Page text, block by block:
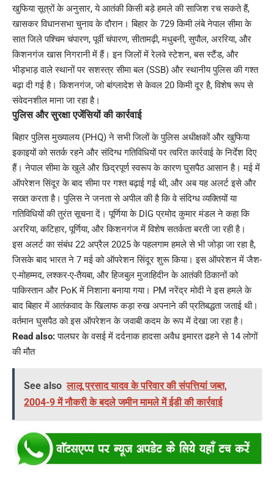
खुफिया सूत्रों के अनुसार, ये आतंकी किसी बड़े हमले की साजिश रच सकते हैं,
खासकर विधानसभा चुनाव के दौरान। बिहार के 729 किमी लंबे नेपाल सीमा के
सात जिले पश्चिम चंपारण, पूर्वी चंपारण, सीतामढ़ी, मधुबनी, सुपौल, अररिया, और
किशनगंज खास निगरानी में हैं। इन जिलों में रेलवे स्टेशन, बस स्टैंड, और
भीड़भाड़ वाले स्थानों पर सशस्त्र सीमा बल (SSB) और स्थानीय पुलिस की गश्त
बढ़ा दी गई है। किशनगंज, जो बांग्लादेश से केवल 20 किमी दूर है, विशेष रूप से
संवेदनशील माना जा रहा है।
पुलिस और सुरक्षा एजेंसियों की कार्रवाई
बिहार पुलिस मुख्यालय (PHQ) ने सभी जिलों के पुलिस अधीक्षकों और खुफिया
इकाइयों को सतर्क रहने और संदिग्ध गतिविधियों पर त्वरित कार्रवाई के निर्देश दिए
हैं। नेपाल सीमा के खुले और छिद्रपूर्ण स्वरूप के कारण घुसपैठ आसान है। मई में
ऑपरेशन सिंदूर के बाद सीमा पर गश्त बढ़ाई गई थी, और अब यह अलर्ट इसे और
सख्त करता है। पुलिस ने जनता से अपील की है कि वे संदिग्ध व्यक्तियों या
गतिविधियों की तुरंत सूचना दें। पूर्णिया के DIG प्रमोद कुमार मंडल ने कहा कि
अररिया, कटिहार, पूर्णिया, और किशनगंज में विशेष सतर्कता बरती जा रही है।
इस अलर्ट का संबंध 22 अप्रैल 2025 के पहलगाम हमले से भी जोड़ा जा रहा है,
जिसके बाद भारत ने 7 मई को ऑपरेशन सिंदूर शुरू किया। इस ऑपरेशन में जैश-
ए-मोहम्मद, लश्कर-ए-तैयबा, और हिजबुल मुजाहिदीन के आतंकी ठिकानों को
पाकिस्तान और PoK में निशाना बनाया गया। PM नरेंद्र मोदी ने इस हमले के
बाद बिहार में आतंकवाद के खिलाफ कड़ा रुख अपनाने की प्रतिबद्धता जताई थी।
वर्तमान घुसपैठ को इस ऑपरेशन के जवाबी कदम के रूप में देखा जा रहा है।
Read also: पालघर के वसई में दर्दनाक हादसा अवैध इमारत ढहने से 14 लोगों
की मौत
See also लालू प्रसाद यादव के परिवार की संपत्तियां जब्त,
2004-9 में नौकरी के बदले जमीन मामले में ईडी की कार्रवाई